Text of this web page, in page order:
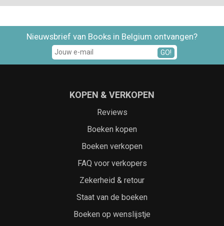
Nieuwsbrief van Books in Belgium ontvangen?
GO!
KOPEN & VERKOPEN
Reviews
Boeken kopen
Boeken verkopen
FAQ voor verkopers
Zekerheid & retour
Staat van de boeken
Boeken op wenslijstje